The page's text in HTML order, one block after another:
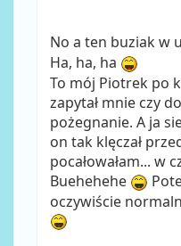
No a ten buziak w
Ha, ha, ha
To mój Piotrek po
zapytał mnie czy
pożegnanie. A ja
on tak klęczał
pocałowałam... w
Buehehehe
oczywiście